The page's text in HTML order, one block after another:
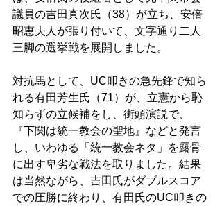
議員の吉田真次氏（38）が立ち、安倍
昭恵夫人が張り付いて、文字通り二人
三脚の選挙戦を展開しました。
対抗馬として、UC叩きの急先鋒で知ら
れる有田芳生氏（71）が、立憲から恥
知らずの立候補をし、街頭演説で、
『下関は統一教会の聖地』などと発言
し、いわゆる「統一教会ネタ」を露骨
に出す卑劣な戦法を取りました。結果
は当然ながら、吉田氏がダブルスコア
での圧勝に終わり、有田氏のUC叩きの